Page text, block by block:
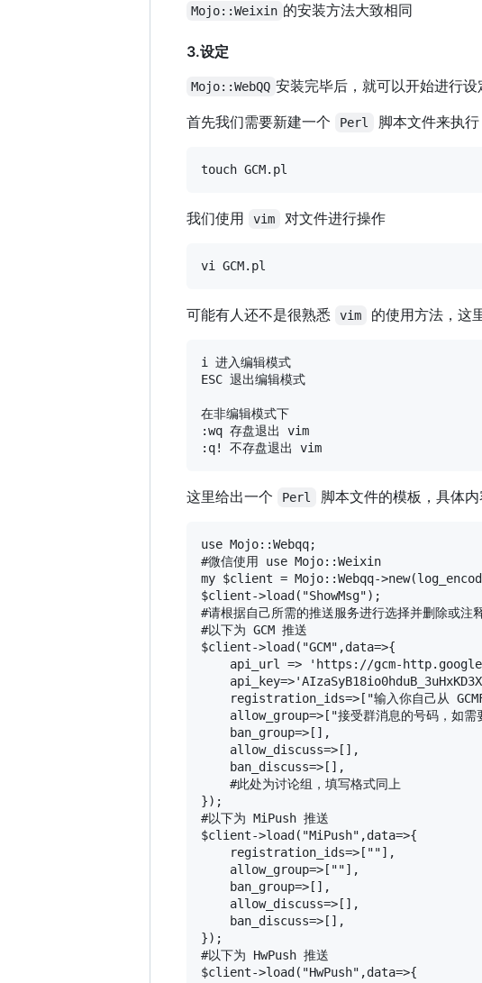
Mojo::Weixin 的安装方法大致相同
3.设定
Mojo::WebQQ 安装完毕后，就可以开始进行设
首先我们需要新建一个
Perl 脚本文件来执行
我们使用 vim 对文件进行操作
可能有人还不是很熟悉 vim 的使用方法，这
i 进入编辑模式
ESC 退出编辑模式
在非编辑模式下
:wq 存盘退出 vim
这里给出一个 Perl 脚本文件的模板，具体
use Mojo::Webqq;
#微信使用 use Mojo::Weixin
my $client = Mojo::Webqq-
$client->load("ShowMsg");
#请根据自己所需的推送服务进行选择并删除或注
#以下为 GCM 推送
$client->load("GCM",data=>{
api_url => 'https://gcm-
registration_ids=>["输入你自己从
allow_group=>["接受群消息的号码，如需
    ban_group=>[],
    allow_discuss=>[],
    ban_discuss=>[],
    #此处为讨论组，填写格式同上
});
#以下为 MiPush 推送
$client->load("MiPush",data=>{
    registration_ids=>[""],
    allow_group=>[""],
    ban_group=>[],
    allow_discuss=>[],
    ban_discuss=>[],
});
#以下为 HwPush 推送
$client->load("HwPush",data=>{